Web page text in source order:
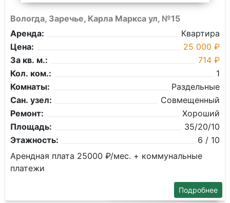
Вологда, Заречье, Карла Маркса ул, №15
Аренда:
Квартира
Цена:
25 000 ₽
За кв. м.:
714 ₽
Кол. ком.:
1
Комнаты:
Раздельные
Сан. узел:
Совмещенный
Ремонт:
Хороший
Площадь:
35/20/10
Этажность:
6 / 10
Арендная плата 25000 ₽/мес. + коммунальные
платежи
Подробнее